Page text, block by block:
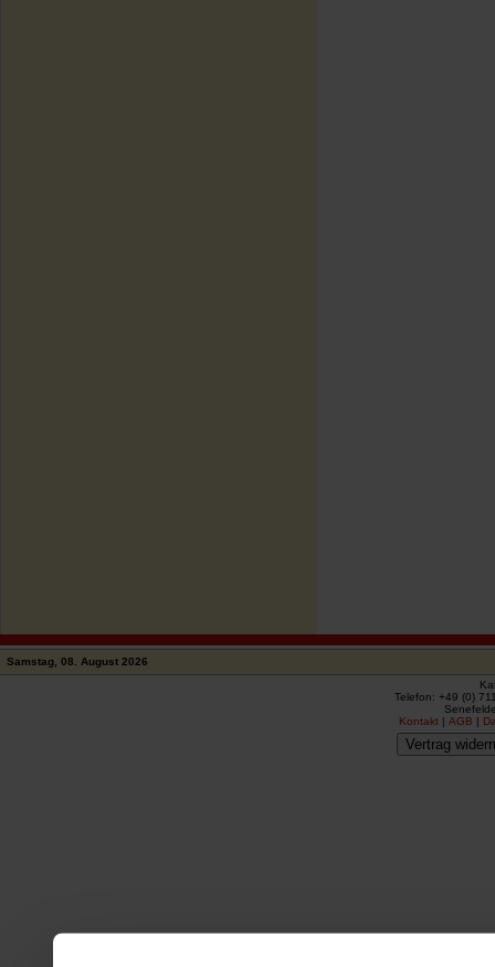
Samstag, 08. August 2026
Telefon: +49 (0)
Kontakt |AGB |
Vertrag